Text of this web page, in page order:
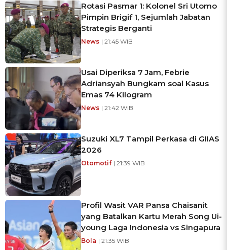
Rotasi Pasmar 1: Kolonel Sri Utomo
Pimpin Brigif 1, Sejumlah Jabatan
Strategis Berganti
News | 21:45 WIB
Usai Diperiksa 7 Jam, Febrie
Adriansyah Bungkam soal Kasus
Emas 74 Kilogram
News | 21:42 WIB
Suzuki XL7 Tampil Perkasa di GIIAS
2026
Otomotif | 21:39 WIB
Profil Wasit VAR Pansa Chaisanit
yang Batalkan Kartu Merah Song Ui-
young Laga Indonesia vs Singapura
Bola | 21:35 WIB